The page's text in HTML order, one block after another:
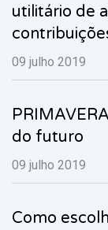
utilitário de
09 julho 2019
do futuro
09 julho 2019
Como